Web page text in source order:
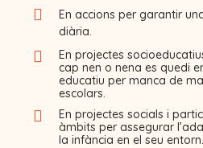

En accions per garantir
diària.

En projectes
cap nen o nena es quedi
educatiu per manca de
escolars.

En projectes socials i
àmbits per assegurar
la infància en el seu entorn.